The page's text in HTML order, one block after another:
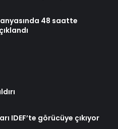
48 saatte
IDEF’te görücüye çıkıyor